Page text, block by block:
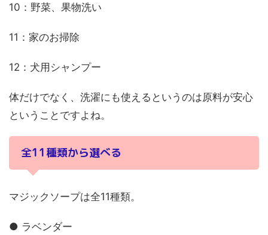
10：野菜、果物洗い
11：家のお掃除
12：犬用シャンプー
体だけでなく、洗濯にも使えるというのは原料が安心
ということですよね。
全11種類から選べる
マジックソープは全11種類。
● ラベンダー